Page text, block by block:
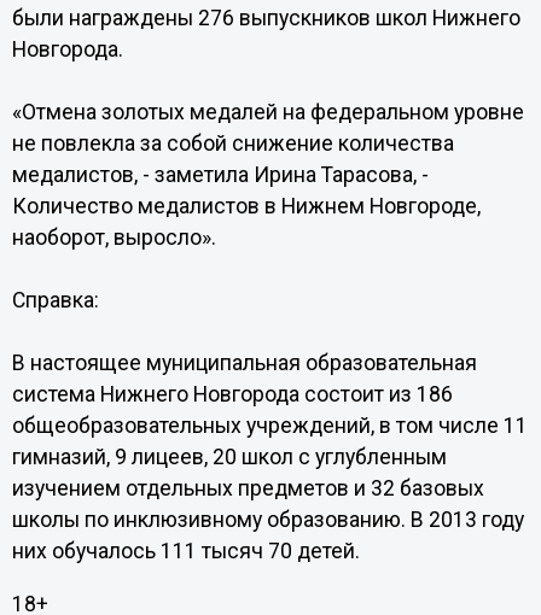
были награждены 276 выпускников школ Нижнего
Новгорода.
«Отмена золотых медалей на федеральном уровне
не повлекла за собой снижение количества
медалистов, - заметила Ирина Тарасова, -
Количество медалистов в Нижнем Новгороде,
наоборот, выросло».
Справка:
В настоящее муниципальная образовательная
система Нижнего Новгорода состоит из 186
общеобразовательных учреждений, в том числе 11
гимназий, 9 лицеев, 20 школ с углубленным
изучением отдельных предметов и 32 базовых
школы по инклюзивному образованию. В 2013 году
них обучалось 111 тысяч 70 детей.
18+